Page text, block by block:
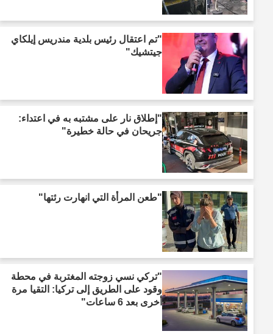
"تم اعتقال رئيس بلدية مندريس إيلكاي
جيتشيك"
"إطلاق نار على مشتبه به في اعتداء:
جريحان في حالة خطيرة"
"طعن المرأة التي انهارت رئتها"
"تركي نسي زوجته المغتربة في محطة
وقود على الطريق إلى تركيا: التقيا مرة
أخرى بعد 6 ساعات"